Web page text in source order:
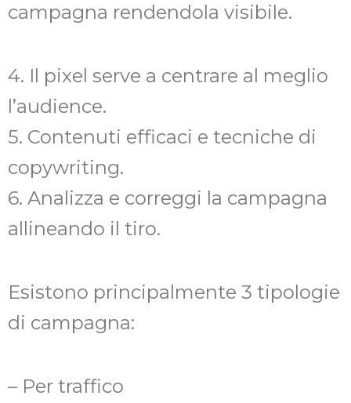
campagna rendendola visibile.
4. Il pixel serve a centrare al meglio
l’audience.
5. Contenuti efficaci e tecniche di
copywriting.
6. Analizza e correggi la campagna
allineando il tiro.
Esistono principalmente 3 tipologie
di campagna:
– Per traffico